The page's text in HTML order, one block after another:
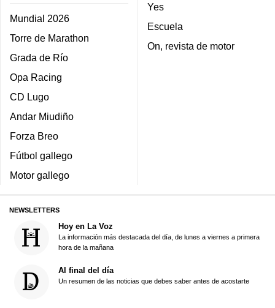
Mundial 2026
Torre de Marathon
Grada de Río
Opa Racing
CD Lugo
Andar Miudiño
Forza Breo
Fútbol gallego
Motor gallego
Yes
Escuela
On, revista de motor
NEWSLETTERS
Hoy en La Voz
La información más destacada del día, de lunes a viernes a primera
hora de la mañana
Al final del día
Un resumen de las noticias que debes saber antes de acostarte